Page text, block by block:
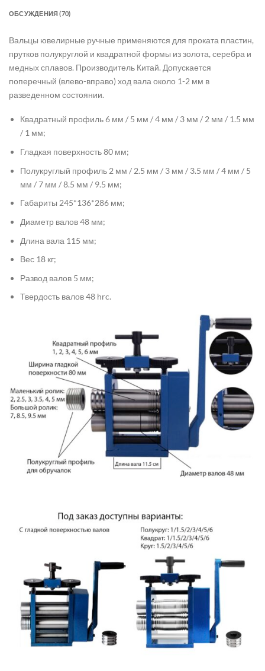
ОБСУЖДЕНИЯ (70)
Вальцы ювелирные ручные применяются для проката пластин,
прутков полукруглой и квадратной формы из золота, серебра и
медных сплавов. Производитель Китай. Допускается
поперечный (влево-вправо) ход вала около 1-2 мм в
разведенном состоянии.
Квадратный профиль 6 мм / 5 мм / 4 мм / 3 мм / 2 мм / 1.5 мм
/ 1 мм;
Гладкая поверхность 80 мм;
Полукруглый профиль 2 мм / 2.5 мм / 3 мм / 3.5 мм / 4 мм / 5
мм / 7 мм / 8.5 мм / 9.5 мм;
Габариты 245*136*286 мм;
Диаметр валов 48 мм;
Длина вала 115 мм;
Вес 18 кг;
Развод валов 5 мм;
Твердость валов 48 hrc.